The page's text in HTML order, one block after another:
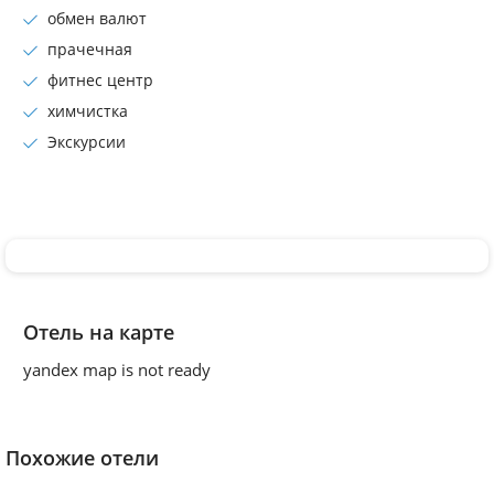
обмен валют
прачечная
фитнес центр
химчистка
Экскурсии
Отель на карте
yandex map is not ready
Похожие отели